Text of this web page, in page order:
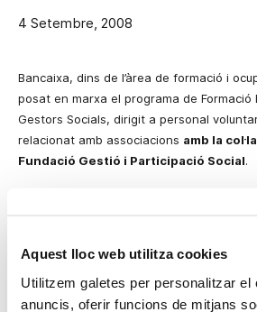
Aquest lloc web utilitza cookies
Utilitzem galetes per personalitzar el
anuncis, oferir funcions de mitjans
4 Setembre, 2008
Bancaixa, dins de l’àrea de formació i
posat en marxa el programa de Formació
Gestors Socials, dirigit a personal
relacionat amb associacions amb la
Fundació Gestió i Participació Social.
com la situació econòmica, que influeix
professionals de vàlua i sostindreplans
dificultats per compaginar la vida laboral i